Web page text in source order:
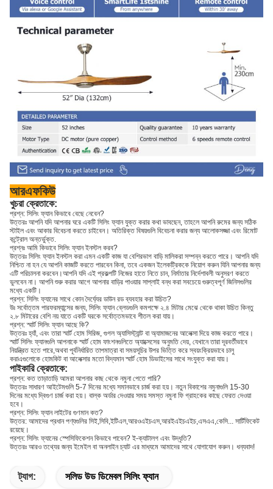
আরএফকিউ
খুচরা ক্রেতাকে:
প্রশ্ন: সিলিং ফ্যান কিভাবে বেছে নেবেন?
উত্তরঃ আপনি যদি আপনার ঘরে একটি সিলিং ফ্যান যুক্ত করার কথা ভাবছেন, তাহলে আপনি রুমের জন্য সঠিক
স্টাইল এবং আকার বিবেচনা করতে চাইবেন। অতিরিক্ত বিষয়গুলি বিবেচনা করার জন্য আলোকসজ্জা এবং রিমোট
কন্ট্রোল অন্তর্ভুক্ত.
প্রশ্নঃ আমি কিভাবে সিলিং ফ্যান ইনস্টল করব?
উত্তরঃ সিলিং ফ্যান ইনস্টল করা এমন একটি কাজ যা বেশিরভাগ বাড়ি মালিকরা সম্পন্ন করতে পারে। আপনি যদি
নিশ্চিত না হন যে আপনি কাজটি করতে পারবেন কিনা, তবে একজন ইলেকট্রিককে নিয়োগ করুন যিনি আপনার জন্য
এটি পরিচালনা করবেন।আপনি যদি এই প্রকল্পটি নিজের হাতে নিতে চান, নির্মাতার নির্দেশাবলী অনুসরণ করতে
ভুলবেন না। আপনি শুরু করার আগে আপনার বাড়ির পাওয়ার সাপ্লাই বন্ধ করা সবচেয়ে গুরুত্বপূর্ণ জিনিসগুলির
মধ্যে একটি।
প্রশ্ন: সিলিং ফ্যানের সাথে কোন দৈর্ঘ্যের ডাউন রড ব্যবহার করা উচিত?
উঃ সর্বোত্তম পারফরম্যান্সের জন্য, সিলিং ফ্যান ব্লেডগুলি কমপক্ষে ২.৪ মিটার মেঝে থেকে থাকা উচিত কিন্তু
২.৮ মিটারের বেশি নয় যাতে একটি ঘরকে সর্বোত্তমভাবে শীতল করা যায়।
প্রশ্ন: স্মার্ট সিলিং ফ্যান আছে কি?
উত্তরঃ হ্যাঁ, এবং তারা স্মার্ট হোম সিরিজ, গুগল অ্যাসিস্ট্যান্ট বা অ্যামাজনের আলেক্সা দিয়ে কাজ করতে পারে।
স্মার্ট সিলিং ফ্যানগুলি আপনাকে স্মার্ট হোম ফাংশনগুলিতে অ্যাক্সেসের অনুমতি দেয়, যেখানে তারা দূরবর্তীভাবে
নিয়ন্ত্রিত হতে পারে,অথবা পূর্বনির্ধারিত তাপমাত্রা বা সময়সূচির উপর ভিত্তি করে স্বয়ংক্রিয়ভাবে চালু
করাএগুলোকে হোমকিট বা আলেক্সার মতো বিদ্যমান স্মার্ট হোম ডিভাইসের সাথে সংযুক্ত করা যায়।
পাইকারি ক্রেতাকে:
প্রশ্ন: কত তাড়াতাড়ি আমরা আপনার কাছ থেকে নমুনা পেতে পারি?
উত্তরঃ সাধারণ আইটেমগুলি 5-7 দিনের মধ্যে সমানভাবে চার্জ করা হয়। নতুন বিকাশের নমুনাগুলি 15-30
দিনের মধ্যে দ্বিগুণ চার্জ করা হয়। বাল্ক অর্ডার দেওয়ার সময় সমস্ত নমুনা ফি গ্রাহকের কাছে ফেরত দেওয়া
হবে।
প্রশ্ন: সিলিং ফ্যান লাইটের গুণমান কত?
উত্তর: আমাদের প্রধান পণ্যগুলির সিই,সিবি,ইটিএল,আরওএইচএস,আরইএইচএইচ,এসএএ,কেসি... সার্টিফিকেট
রয়েছে।
প্রশ্ন: সিলিং ফ্যানের স্পেসিফিকেশন কিভাবে পাবেন? ই-ক্যাটালগ এবং উদ্ধৃতি?
উত্তরঃ আরও তথ্যের জন্য ইমেইল বা অনলাইন চ্যাট এর মাধ্যমে আমাদের সাথে যোগাযোগ করুন। ধন্যবাদ!
ট্যাগ: সলিড উড ডিমেবল সিলিং ফ্যান